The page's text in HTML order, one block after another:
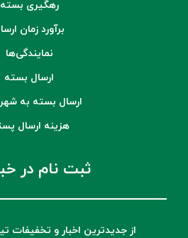
رهگیری بسته
برآورد زمان
نمایندگی‌ها
ارسال بسته
ارسال بسته به
هزینه ارسال
ثبت نام در
از جدیدترین اخبار و تخفیفات